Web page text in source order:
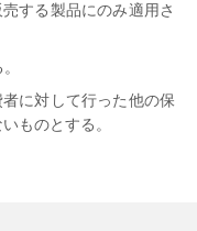
する製品にのみ適用さ
に対して行った他の保
ものとする。